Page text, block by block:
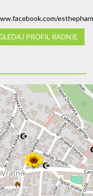
PROFIL RADNJE